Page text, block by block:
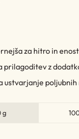
za hitro in
prilagoditev z
ustvarjanje
g